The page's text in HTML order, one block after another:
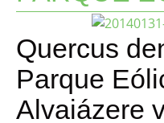
Quercus
Parque
Alvaiázere